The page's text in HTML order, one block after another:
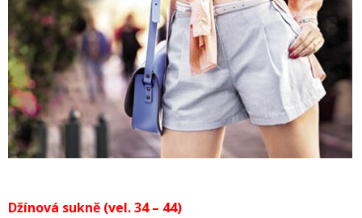
Džínová sukně (vel. 34 – 44)